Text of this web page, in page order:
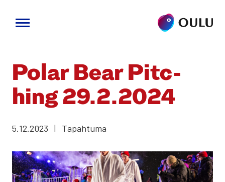
sisältöön
Polar Bear Pitc­
hing 29.2.2024
5.12.2023 | Tapahtuma